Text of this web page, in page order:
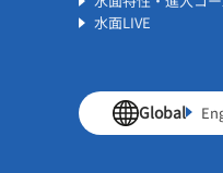
水面LIVE
Global